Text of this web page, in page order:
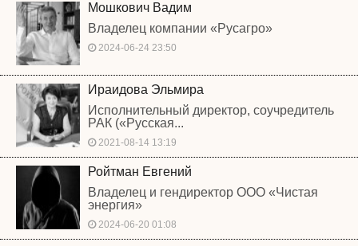
Мошкович Вадим
Владелец компании «Русагро»
2024-06-24 23:50
Ираидова Эльмира
Исполнительный директор, соучредитель
РАК («Русская...
2021-08-14 13:19
Ройтман Евгений
Владелец и гендиректор ООО «Чистая
энергия»
2024-06-20 01:08